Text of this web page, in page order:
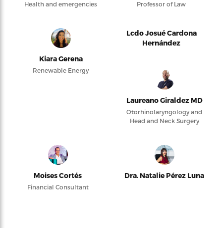
Health and emergencies Professor of Law
Kiara Gerena
Renewable Energy
Lcdo Josué Cardona
Hernández
Laureano Giraldez MD
Otorhinolaryngology and
Head and Neck Surgery
Moises Cortés
Financial Consultant
Dra. Natalie Pérez Luna